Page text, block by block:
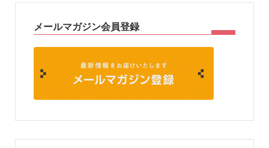
メールマガジン会員登録